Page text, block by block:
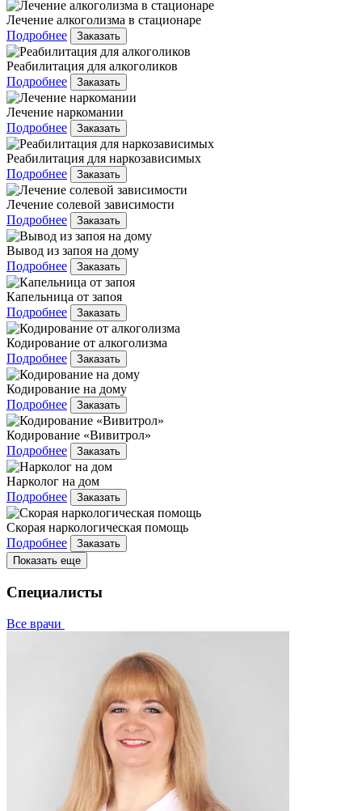
Лечение алкоголизма в стационаре
Подробнее
Заказать
Реабилитация для алкоголиков
Подробнее
Заказать
Лечение наркомании
Подробнее
Заказать
Реабилитация для наркозависимых
Подробнее
Заказать
Лечение солевой зависимости
Подробнее
Заказать
Вывод из запоя на дому
Подробнее
Заказать
Капельница от запоя
Подробнее
Заказать
Кодирование от алкоголизма
Подробнее
Заказать
Кодирование на дому
Подробнее
Заказать
Кодирование «Вивитрол»
Подробнее
Заказать
Нарколог на дом
Подробнее
Заказать
Скорая наркологическая помощь
Подробнее
Заказать
Показать еще
Специалисты
Все врачи